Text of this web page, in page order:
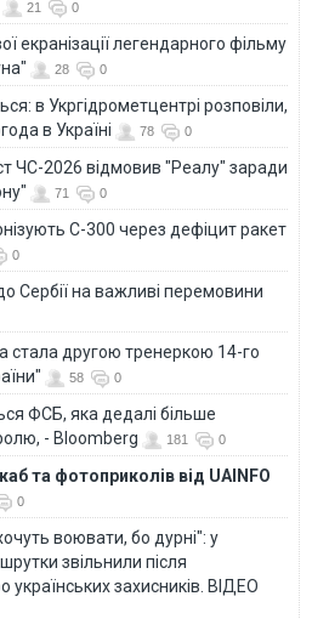
21 0
екранізації легендарного фільму
28 0
в Укргідрометцентрі розповіли,
в Україні
78 0
ЧС-2026 відмовив "Реалу" заради
71 0
С-300 через дефіцит ракет
0
Сербії на важливі перемовини
стала другою тренеркою 14-го
58 0
ФСБ, яка дедалі більше
- Bloomberg
181 0
та фотоприколів від UAINFO
0
воювати, бо дурні": у
звільнили після
українських захисників. ВІДЕО